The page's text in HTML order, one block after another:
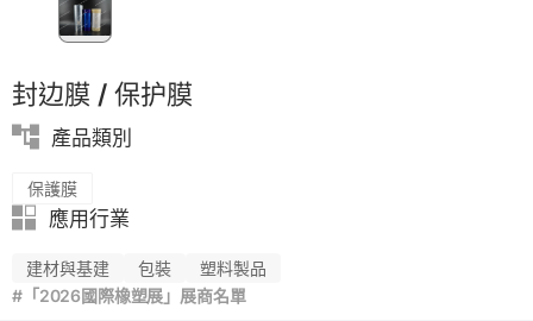
封边膜 / 保护膜
產品類別
保護膜
應用行業
建材與基建 包裝
塑料製品
#「2026國際橡塑展」展商名單